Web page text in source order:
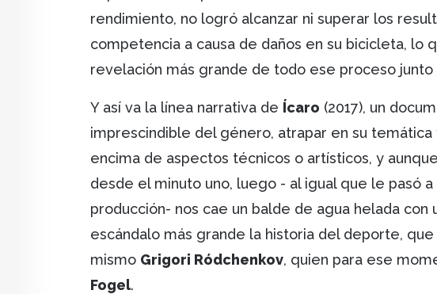
rendimiento, no logró alcanzar ni superar los
competencia a causa de daños en su bicicleta, lo
revelación más grande de todo ese proceso junto
Y así va la línea narrativa de Ícaro (2017), un
imprescindible del género, atrapar en su temática
encima de aspectos técnicos o artísticos, y
desde el minuto uno, luego - al igual que le pasó
producción- nos cae un balde de agua helada
escándalo más grande la historia del deporte,
mismo Grigori Ródchenkov, quien para ese
Fogel.